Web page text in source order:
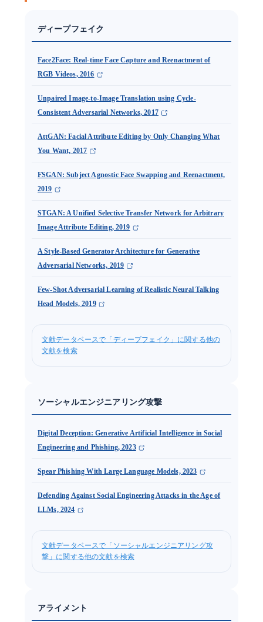
ディープフェイク
Face2Face: Real-time Face Capture and Reenactment of
RGB Videos, 2016
Unpaired Image-to-Image Translation using Cycle-
Consistent Adversarial Networks, 2017
AttGAN: Facial Attribute Editing by Only Changing What
You Want, 2017
FSGAN: Subject Agnostic Face Swapping and Reenactment,
2019
STGAN: A Unified Selective Transfer Network for Arbitrary
Image Attribute Editing, 2019
A Style-Based Generator Architecture for Generative
Adversarial Networks, 2019
Few-Shot Adversarial Learning of Realistic Neural Talking
Head Models, 2019
文献データベースで「ディープフェイク」に関する他の
文献を検索
ソーシャルエンジニアリング攻撃
Digital Deception: Generative Artificial Intelligence in Social
Engineering and Phishing, 2023
Spear Phishing With Large Language Models, 2023
Defending Against Social Engineering Attacks in the Age of
LLMs, 2024
文献データベースで「ソーシャルエンジニアリング攻
撃」に関する他の文献を検索
アライメント